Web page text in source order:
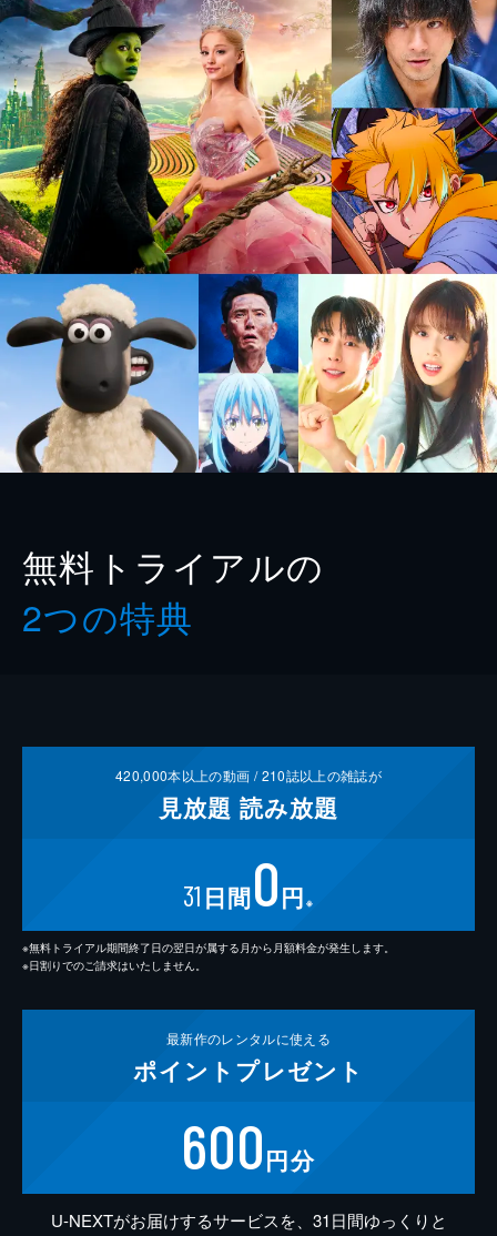
無料トライアルの
2つの特典
420,000本以上の動画 /210誌以上の雑誌が
見放題 読み放題
31 日間0円 ※
※無料トライアル期間終了日の翌日が属する月から月額料金が発生します。
※日割りでのご請求はいたしません。
最新作のレンタルに使える
ポイント プレゼント
600円分
U-NEXTがお届けするサービスを、31日間ゆっくりと